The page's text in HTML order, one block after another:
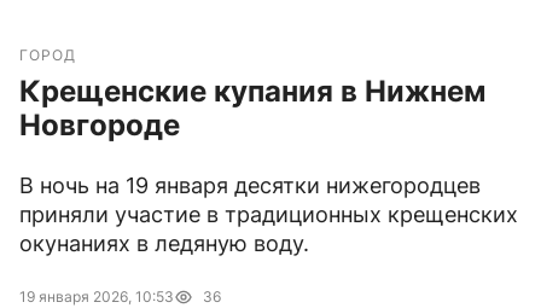
ГОРОД
Крещенские купания в Нижнем
Новгороде
В ночь на 19 января десятки нижегородцев
приняли участие в традиционных крещенских
окунаниях в ледяную воду.
19 января 2026, 10:53 36